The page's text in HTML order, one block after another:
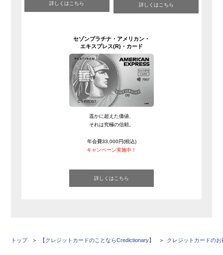
詳しくはこちら 詳しくはこちら
セゾンプラチナ・ アメリカン・
エキスプレス(R)・ カード
遥かに超えた価値、
それは究極の信頼。
年会費33,000円(税込)
キャンペーン実施中！
詳しくはこちら
トップ 【クレジットカードのことならCredictionary】 クレジットカードの